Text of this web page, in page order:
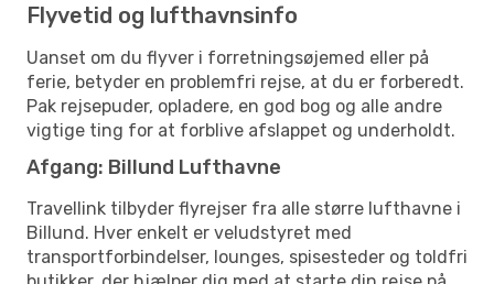
Flyvetid og lufthavnsinfo
Uanset om du flyver i forretningsøjemed eller på
ferie, betyder en problemfri rejse, at du er forberedt.
Pak rejsepuder, opladere, en god bog og alle andre
vigtige ting for at forblive afslappet og underholdt.
Afgang: Billund Lufthavne
Travellink tilbyder flyrejser fra alle større lufthavne i
Billund. Hver enkelt er veludstyret med
transportforbindelser, lounges, spisesteder og toldfri